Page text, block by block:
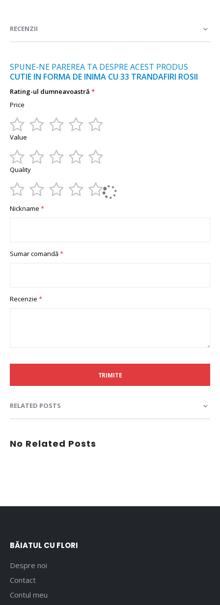
RECENZII
SPUNE-NE PAREREA TA DESPRE ACEST PRODUS
CUTIE IN FORMA DE INIMA CU 33 TRANDAFIRI ROSII
Rating-ul dumneavoastră
Price
1
2
3
4
5
Value
1
2
3
4
5
Quality
star
stars
stars
stars
stars
Nickname
Sumar comandă
Recenzie
TRIMITE
RELATED POSTS
No Related Posts
BĂIATUL CU FLORI
Despre noi
Contact
Contul meu